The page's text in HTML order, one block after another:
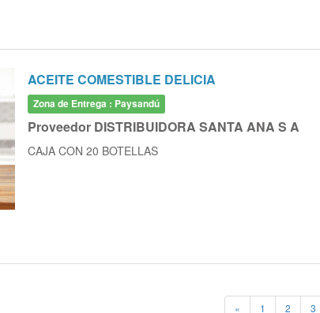
ACEITE COMESTIBLE DELICIA
Zona de Entrega : Paysandú
Proveedor DISTRIBUIDORA SANTA ANA S A
CAJA CON 20 BOTELLAS
« 1 2 3